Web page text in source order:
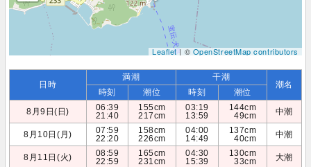
Leaflet| ©OpenStreetMap contributors
日時
満潮 干潮
潮名
時刻 潮位 時刻
潮位
8月9日(日)
06:39
21:40
155cm
217cm
03:19
13:59
144cm
49cm
中潮
8月10日(月)
07:59
22:20
158cm
226cm
04:00
14:49
137cm
40cm
中潮
8月11日(火)
08:59
22:59
165cm
231cm
04:30
15:39
130cm
33cm
大潮